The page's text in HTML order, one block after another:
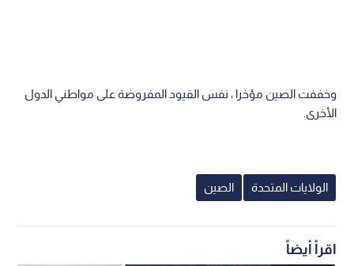
وخففت الصين مؤخرا ، نفس القيود المفروضة على مواطني الدول
الأخرى.
الولايات المتحدة الصين
اقرأ أيضاً